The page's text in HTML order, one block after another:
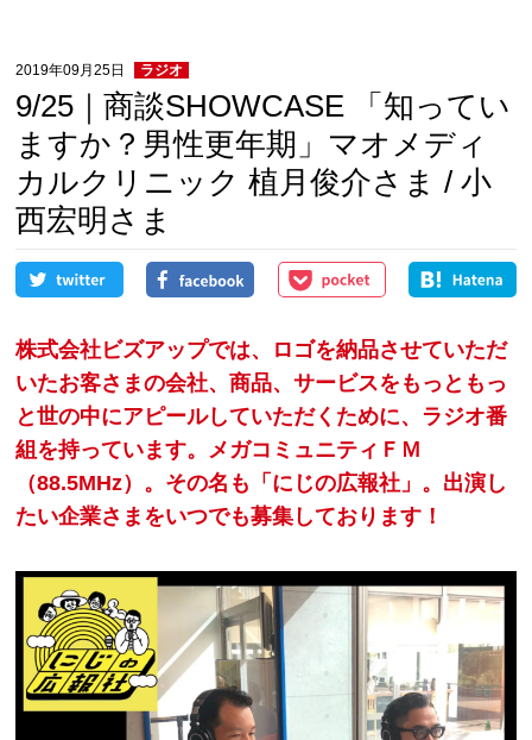
2019年09月25日 ラジオ
9/25｜商談SHOWCASE 「知ってい
ますか？男性更年期」マオメディ
カルクリニック 植月俊介さま / 小
西宏明さま
株式会社ビズアップでは、ロゴを納品させていただ
いたお客さまの会社、商品、サービスをもっともっ
と世の中にアピールしていただくために、ラジオ番
組を持っています。メガコミュニティＦＭ
（88.5MHz）。その名も「にじの広報社」。出演し
たい企業さまをいつでも募集しております！